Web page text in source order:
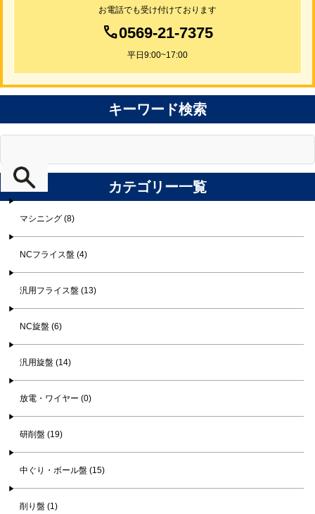
お電話でも受け付けております
0569-21-7375
平日9:00~17:00
キーワード検索
カテゴリー一覧
マシニング (8)
NCフライス盤 (4)
汎用フライス盤 (13)
NC旋盤 (6)
汎用旋盤 (14)
放電・ワイヤー (0)
研削盤 (19)
中ぐり・ボール盤 (15)
削り盤 (1)